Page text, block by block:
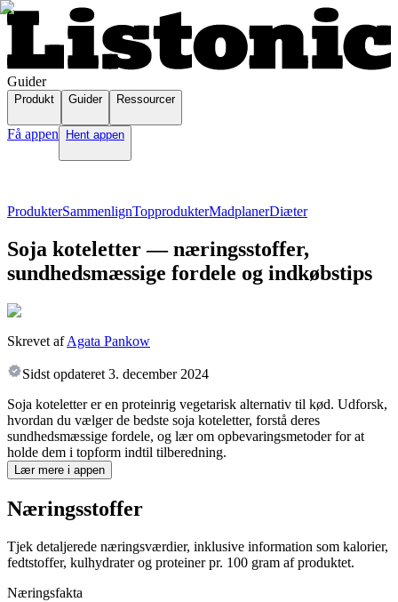
Guider
Produkt Guider Ressourcer
Få appen Hent appen
ProdukterSammenlignTopprodukterMadplanerDiæter
Soja koteletter — næringsstoffer,
sundhedsmæssige fordele og indkøbstips
Skrevet af Agata Pankow
Sidst opdateret 3. december 2024
Soja koteletter er en proteinrig vegetarisk alternativ til kød. Udforsk,
hvordan du vælger de bedste soja koteletter, forstå deres
sundhedsmæssige fordele, og lær om opbevaringsmetoder for at
holde dem i topform indtil tilberedning.
Lær mere i appen
Næringsstoffer
Tjek detaljerede næringsværdier, inklusive information som kalorier,
fedtstoffer, kulhydrater og proteiner pr. 100 gram af produktet.
Næringsfakta